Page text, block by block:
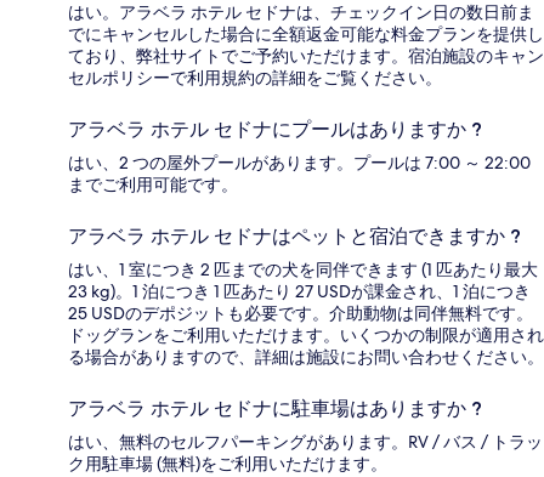
はい。アラベラ ホテル セドナは、チェックイン日の数日前ま
でにキャンセルした場合に全額返金可能な料金プランを提供し
ており、弊社サイトでご予約いただけます。宿泊施設のキャン
セルポリシーで利用規約の詳細をご覧ください。
アラベラ ホテル セドナにプールはありますか ?
はい、2 つの屋外プールがあります。プールは 7:00 ～ 22:00
までご利用可能です。
アラベラ ホテル セドナはペットと宿泊できますか ?
はい、1 室につき 2 匹までの犬を同伴できます (1 匹あたり最大
23 kg)。1 泊につき 1 匹あたり 27 USDが課金され、1 泊につき
25 USDのデポジットも必要です。介助動物は同伴無料です。
ドッグランをご利用いただけます。いくつかの制限が適用され
る場合がありますので、詳細は施設にお問い合わせください。
アラベラ ホテル セドナに駐車場はありますか ?
はい、無料のセルフパーキングがあります。RV / バス / トラッ
ク用駐車場 (無料)をご利用いただけます。